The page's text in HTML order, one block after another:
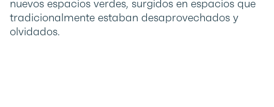
nuevos espacios verdes, surgidos en espacios que
tradicionalmente estaban desaprovechados y
olvidados.